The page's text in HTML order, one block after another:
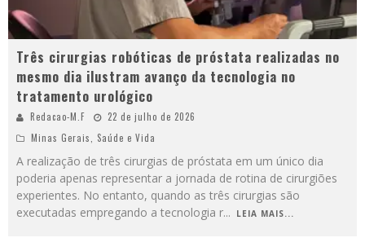
Três cirurgias robóticas de próstata realizadas no
mesmo dia ilustram avanço da tecnologia no
tratamento urológico
Redacao-M.F
22 de julho de 2026
Minas Gerais
Saúde e Vida
A realização de três cirurgias de próstata em um único dia
poderia apenas representar a jornada de rotina de cirurgiões
experientes. No entanto, quando as três cirurgias são
executadas empregando a tecnologia r... LEIA MAIS...